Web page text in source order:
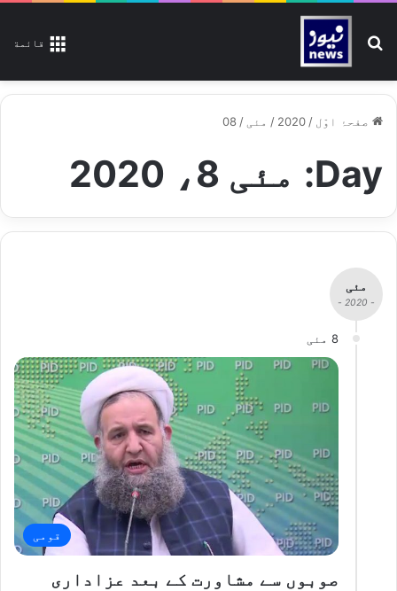
قائمة تلاش کیجیے
صفحۂ اوّل /
2020
/ مئی /
08
Day: مئی 8، 2020
مئی
- 2020 -
8 مئی
قومی
صوبوں سے مشاورت کے بعد عزاداری